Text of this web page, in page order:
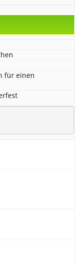
für einen